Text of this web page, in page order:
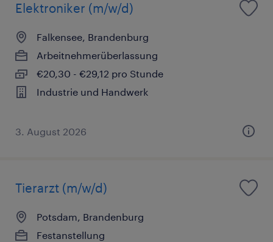
Elektroniker (m/w/d)
Falkensee, Brandenburg
Arbeitnehmerüberlassung
€20,30 - €29,12 pro Stunde
Industrie und Handwerk
3. August 2026
Tierarzt (m/w/d)
Potsdam, Brandenburg
Festanstellung